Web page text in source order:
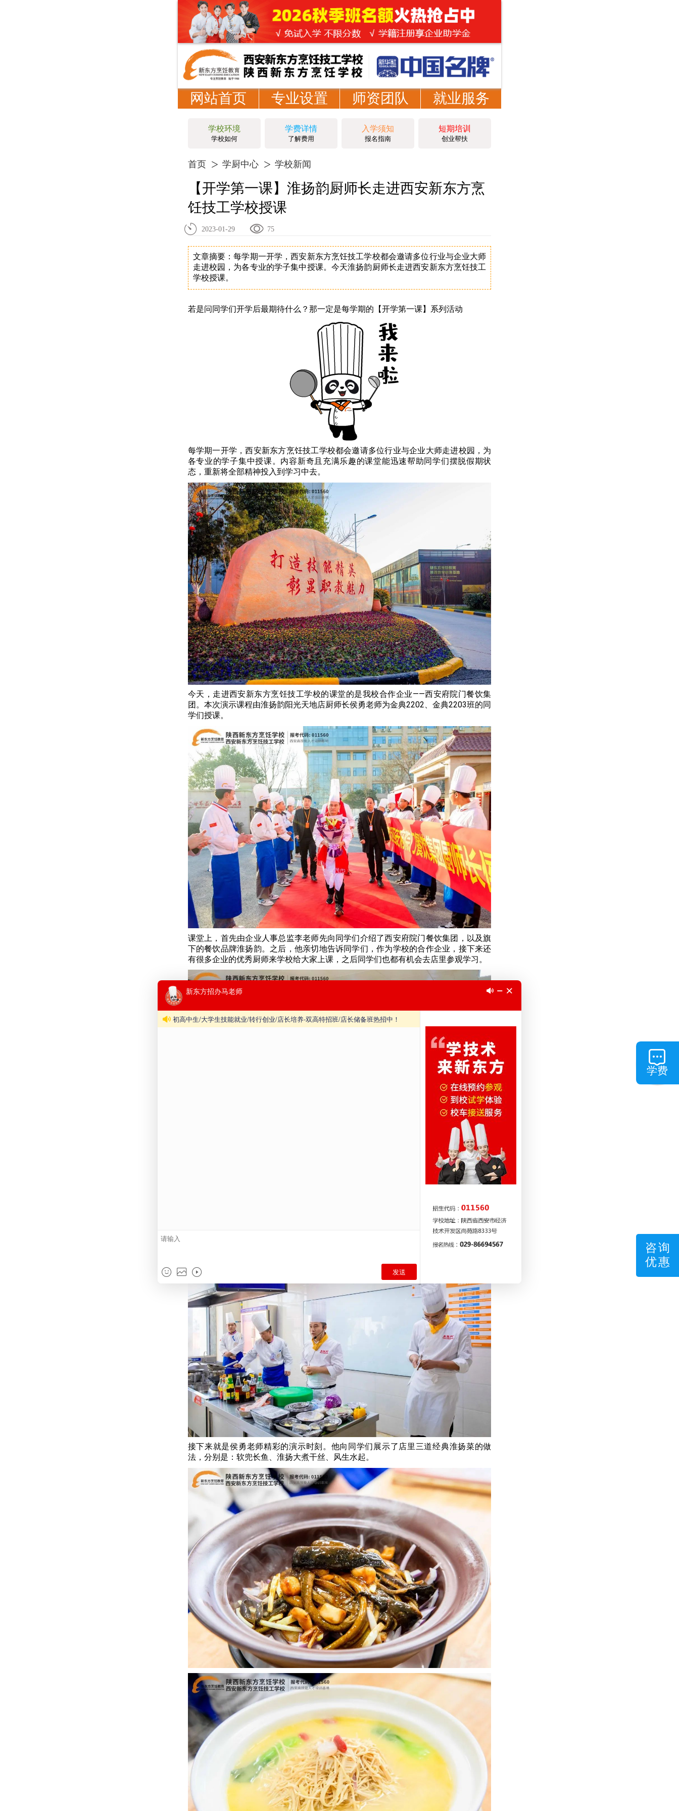
网站首页 专业设置 师资团队 就业服务
学校环境
学校如何
学费详情
了解费用
入学须知
报名指南
短期培训
创业帮扶
首页 学厨中心 学校新闻
【开学第一课】淮扬韵厨师长走进西安新东方烹
饪技工学校授课
2023-01-29 75
文章摘要：每学期一开学，西安新东方烹饪技工学校都会邀请多位行业与企业大师
走进校园，为各专业的学子集中授课。今天淮扬韵厨师长走进西安新东方烹饪技工
学校授课。
若是问同学们开学后最期待什么？那一定是每学期的【开学第一课】系列活动
每学期一开学，西安新东方烹饪技工学校都会邀请多位行业与企业大师走进校园，为
各专业的学子集中授课。内容新奇且充满乐趣的课堂能迅速帮助同学们摆脱假期状
态，重新将全部精神投入到学习中去。
今天，走进西安新东方烹饪技工学校的课堂的是我校合作企业——西安府院门餐饮集
团。本次演示课程由淮扬韵阳光天地店厨师长侯勇老师为金典2202、金典2203班的同
学们授课。
课堂上，首先由企业人事总监李老师先向同学们介绍了西安府院门餐饮集团，以及旗
下的餐饮品牌淮扬韵。之后，他亲切地告诉同学们，作为学校的合作企业，接下来还
有很多企业的优秀厨师来学校给大家上课，之后同学们也都有机会去店里参观学习。
最后，李老师对今天授课的侯勇老师进行了基本的介绍。侯勇老师在淮扬菜烹饪方面
等行业资格证书。李老师要求同学们认真跟着侯老师学习，课后勤加练习，将来成长
为和侯老师一样优秀的大厨，企业期待大家的加入，欢迎大家来和已经毕业的学长学
接下来就是侯勇老师精彩的演示时刻。他向同学们展示了店里三道经典淮扬菜的做
法，分别是：软兜长鱼、淮扬大煮干丝、风生水起。
学费
咨询
优惠